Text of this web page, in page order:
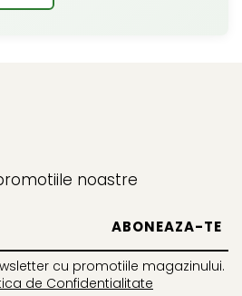
noastre
cu promotiile magazinului.
de Confidentialitate